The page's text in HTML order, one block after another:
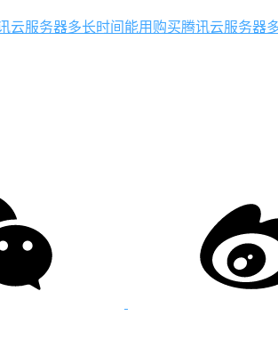
云服务器多长时间能用 购买腾讯云服务器